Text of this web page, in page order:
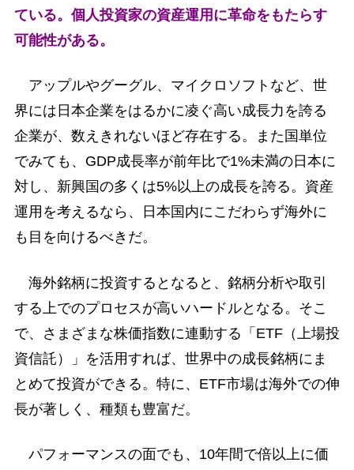
ている。個人投資家の資産運用に革命をもたらす
可能性がある。
アップルやグーグル、マイクロソフトなど、世
界には日本企業をはるかに凌ぐ高い成長力を誇る
企業が、数えきれないほど存在する。また国単位
でみても、GDP成長率が前年比で1%未満の日本に
対し、新興国の多くは5%以上の成長を誇る。資産
運用を考えるなら、日本国内にこだわらず海外に
も目を向けるべきだ。
海外銘柄に投資するとなると、銘柄分析や取引
する上でのプロセスが高いハードルとなる。そこ
で、さまざまな株価指数に連動する「ETF（上場投
資信託）」を活用すれば、世界中の成長銘柄にま
とめて投資ができる。特に、ETF市場は海外での伸
長が著しく、種類も豊富だ。
パフォーマンスの面でも、10年間で倍以上に価